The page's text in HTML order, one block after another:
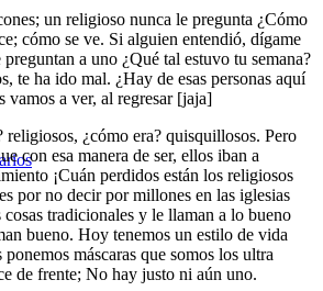
un religioso nunca le pregunta ¿Cómo
cómo se ve. Si alguien entendió, dígame
a uno ¿Qué tal estuvo tu semana?
te ha ido mal. ¿Hay de esas personas aquí
vamos a ver, al regresar [jaja]
religiosos, ¿cómo era? quisquillosos. Pero
con esa manera de ser, ellos iban a
¡Cuán perdidos están los religiosos
por no decir por millones en las iglesias
cosas tradicionales y le llaman a lo bueno
bueno. Hoy tenemos un estilo de vida
máscaras que somos los ultra
de frente; No hay justo ni aún uno.